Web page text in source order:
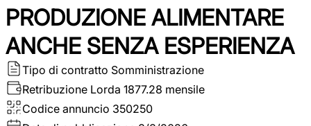
PRODUZIONE ALIMENTARE
ANCHE SENZA ESPERIENZA
Tipo di contratto Somministrazione
Retribuzione Lorda 1877.28 mensile
Codice annuncio 350250